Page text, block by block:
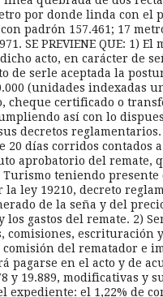
por donde linda con el
padrón 157.461; 17
SE PREVIENE QUE: 1) El
acto, en carácter de
de serle aceptada la
(unidades indexadas
cheque certificado o
así con lo
decretos
20 días corridos
aprobatorio del remate,
teniendo presente
ley 19210, decreto
de la seña y del
gastos del remate. 2)
comisiones, escrituración
del rematador e
pagarse en el acto y de
y 19.889, modificativas y
expediente: el 1,22% de